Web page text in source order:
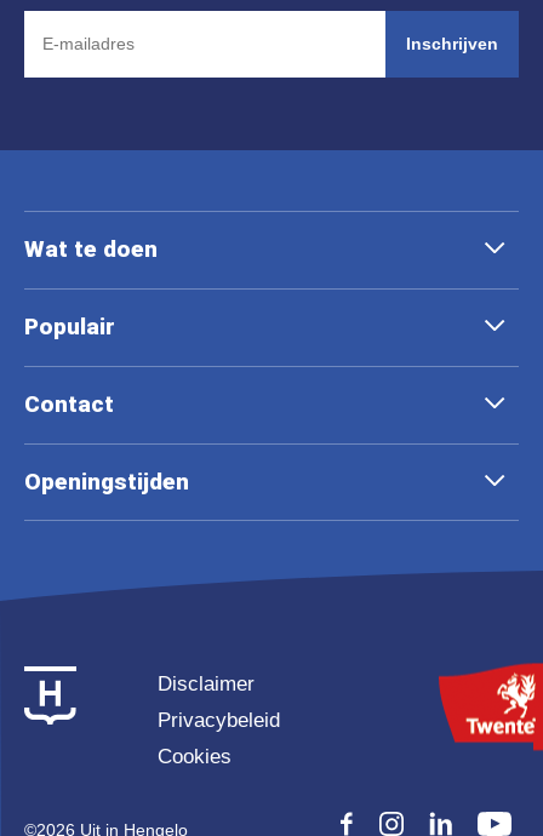
Inschrijven
Wat te doen
Populair
Contact
Openingstijden
Disclaimer
Privacybeleid
Cookies
©2026 Uit in Hengelo